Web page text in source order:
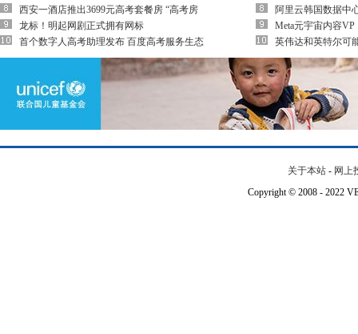
西安一酒店推出3699元高考套餐房 “高考房
龙标！明起网剧正式拥有网标
首个数字人高考助理发布 百度高考服务生态
阿里云韩国数据中
Meta元宇宙内容
英伟达和英特尔可
关于本站 - 网上
Copyright © 2008 - 2022